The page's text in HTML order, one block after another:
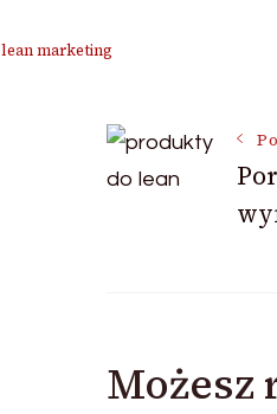
lean marketing
wpisu